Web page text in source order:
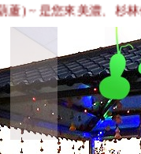
) ~ 是您來美濃、杉林